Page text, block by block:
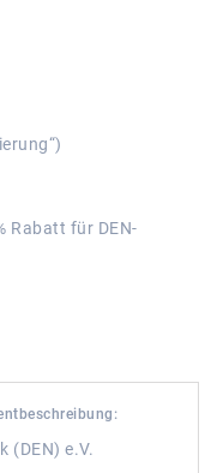
Rabatt für DEN-
(DEN) e.V.